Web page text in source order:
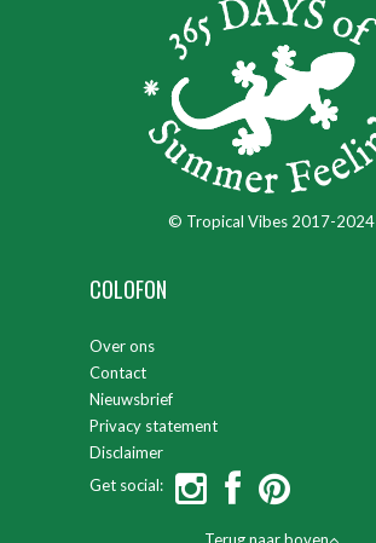
© Tropical Vibes 2017-2024
COLOFON
Over ons
Contact
Nieuwsbrief
Privacy statement
Disclaimer
Get social: